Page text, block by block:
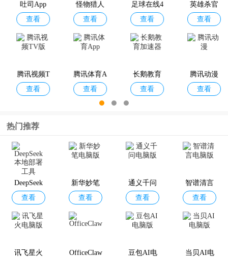
野狐围棋2
026最新版
查看
吐司App
查看
怪物猎人
旅人
查看
足球在线4
移动版
查看
ima
查看
腾讯视频T
V版
查看
腾讯体育A
pp
查看
长鹅教育
加速器
查看
英雄杀官
方正版
查看
逆战助手
查看
火龙漫剧A
pp
查看
秒剪
查看
腾讯动漫
查看
腾讯Marvi
冒险岛m
国际服
查看
腾讯新闻A
pp
查看
热门推荐
DeepSeek
本地部署
工具
查看
新华妙笔
电脑版
查看
通义千问
电脑版
查看
智谱清言
电脑版
查看
讯飞星火
OfficeClaw
豆包AI电
当贝AI电